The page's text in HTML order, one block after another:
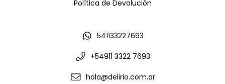
Política de Devolución
541133227693
+54911 3322 7693
hola@delirio.com.ar